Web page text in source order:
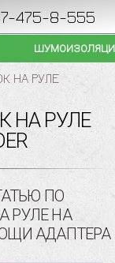
475-8-555
НА РУЛЕ
ПО
РУЛЕ НА
АДАПТЕРА